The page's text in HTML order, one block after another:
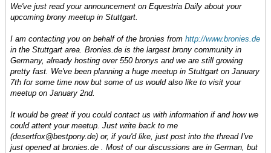
We've just read your announcement on Equestria Daily about your
upcoming brony meetup in Stuttgart.
I am contacting you on behalf of the bronies from http://www.bronies.de
in the Stuttgart area. Bronies.de is the largest brony community in
Germany, already hosting over 550 bronys and we are still growing
pretty fast. We've been planning a huge meetup in Stuttgart on January
7th for some time now but some of us would also like to visit your
meetup on January 2nd.
It would be great if you could contact us with information if and how we
could attent your meetup. Just write back to me
(desertfox@bestpony.de) or, if you'd like, just post into the thread I've
just opened at bronies.de . Most of our discussions are in German, but